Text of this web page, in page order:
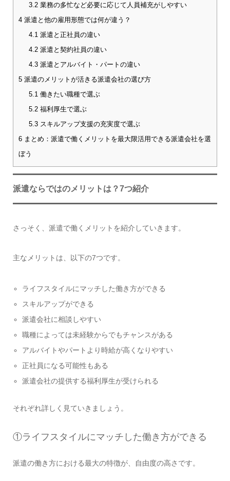
3.2業務の多忙など必要に応じて人員補充がしやすい
4派遣と他の雇用形態では何が違う？
4.1 派遣と正社員の違い
4.2派遣と契約社員の違い
4.3派遣とアルバイト・パートの違い
5派遣のメリットが活きる派遣会社の選び方
5.1 働きたい職種で選ぶ
5.2福利厚生で選ぶ
5.3スキルアップ支援の充実度で選ぶ
6まとめ：派遣で働くメリットを最大限活用できる派遣会社を選
ぼう
派遣ならではのメリットは？7つ紹介
さっそく、派遣で働くメリットを紹介していきます。
主なメリットは、以下の7つです。
ライフスタイルにマッチした働き方ができる
スキルアップができる
派遣会社に相談しやすい
職種によっては未経験からでもチャンスがある
アルバイトやパートより時給が高くなりやすい
正社員になる可能性もある
派遣会社の提供する福利厚生が受けられる
それぞれ詳しく見ていきましょう。
①ライフスタイルにマッチした働き方ができる
派遣の働き方における最大の特徴が、自由度の高さです。